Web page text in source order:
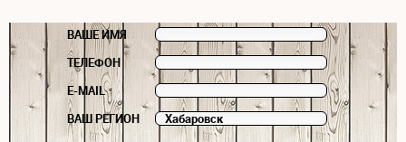
ВАШЕ ИМЯ
ТЕЛЕФОН
E-MAIL
ВАШ РЕГИОН